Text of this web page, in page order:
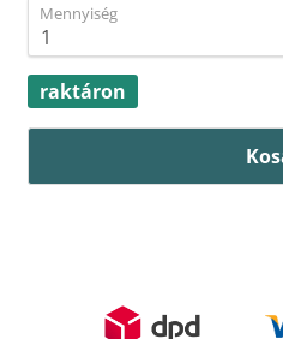
Mennyiség
raktáron